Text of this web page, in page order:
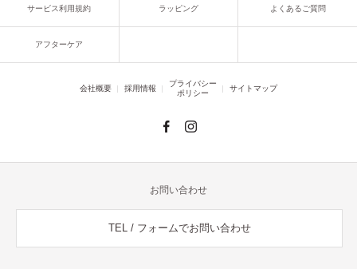
サービス利用規約 ラッピング よくあるご質問
アフターケア
会社概要 採用情報
プライバシー
ポリシー
サイトマップ
お問い合わせ
TEL / フォームでお問い合わせ